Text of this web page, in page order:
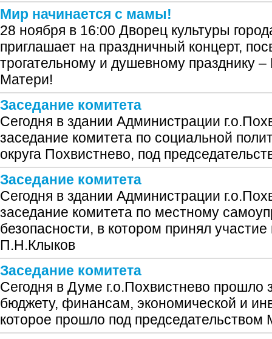
Мир начинается с мамы!
28 ноября в 16:00 Дворец культуры
приглашает на праздничный концерт,
трогательному и душевному празднику
Матери!
Заседание комитета
Сегодня в здании Администрации
заседание комитета по социальной
округа Похвистнево, под
Заседание комитета
Сегодня в здании Администрации
заседание комитета по местному
безопасности, в котором принял
П.Н.Клыков
Заседание комитета
Сегодня в Думе г.о.Похвистнево прошло
бюджету, финансам, экономической и
которое прошло под председательством